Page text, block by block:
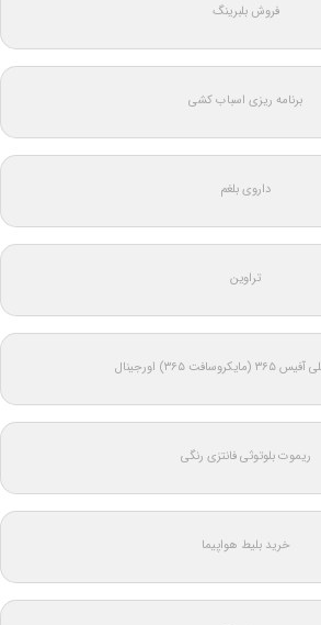
فروش بلبرینگ
برنامه ریزی اسباب کشی
داروی بلغم
تراوین
۳۶۵) اورجینال
ریموت بلوتوثی فانتزی رنگی
خرید بلیط هواپیما